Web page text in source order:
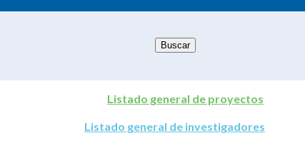
Listado general de proyectos
Listado general de investigadores